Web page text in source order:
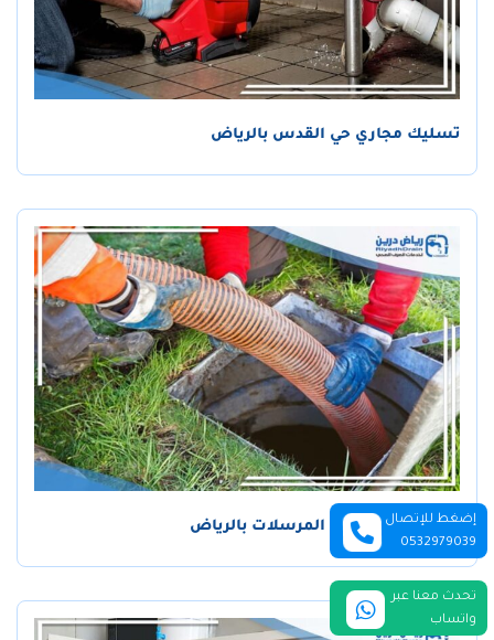
تسليك مجاري حي القدس بالرياض
تسليك مجاري حي المرسلات بالرياض
إضغط للإتصال
0532979039
تحدث معنا عبر
واتساب